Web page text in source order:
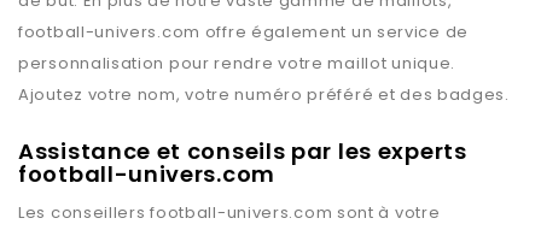
football-univers.com offre également un service de
personnalisation pour rendre votre maillot unique.
Ajoutez votre nom, votre numéro préféré et des badges.
Assistance et conseils par les experts
football-univers.com
Les conseillersfootball-univers.com sont à votre